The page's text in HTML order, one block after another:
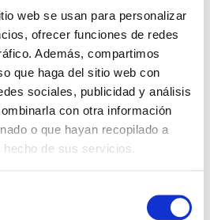
web se usan para personalizar
ofrecer funciones de redes
Además, compartimos
que haga del sitio web con
sociales, publicidad y análisis
con otra información
o que hayan recopilado a
de sus servicios.
año. Estamos orgullosos de
alternativa con motos de última
gestión en cuanto a calidad y
facilita el trabajo de las
señala Timo Buetefisch,
Cooltra .
no solo ayudan a reducir la
implican un ahorro significativo
gastan un 87% menos, lo que
de 870 euros por cada
emisión de una tonelada de